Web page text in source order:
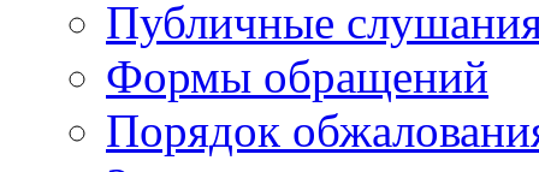
Публичные
Формы обращений
Порядок